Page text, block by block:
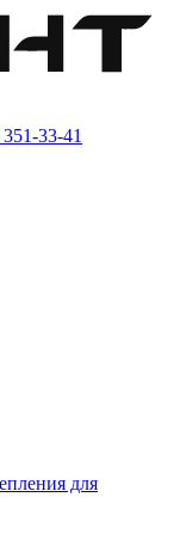
33-41
для